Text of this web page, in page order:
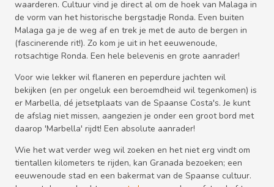
waarderen. Cultuur vind je direct al om de hoek van Malaga in
de vorm van het historische bergstadje Ronda. Even buiten
Malaga ga je de weg af en trek je met de auto de bergen in
(fascinerende rit!). Zo kom je uit in het eeuwenoude,
rotsachtige Ronda. Een hele belevenis en grote aanrader!
Voor wie lekker wil flaneren en peperdure jachten wil
bekijken (en per ongeluk een beroemdheid wil tegenkomen) is
er Marbella, dé jetsetplaats van de Spaanse Costa's. Je kunt
de afslag niet missen, aangezien je onder een groot bord met
daarop 'Marbella' rijdt! Een absolute aanrader!
Wie het wat verder weg wil zoeken en het niet erg vindt om
tientallen kilometers te rijden, kan Granada bezoeken; een
eeuwenoude stad en een bakermat van de Spaanse cultuur.